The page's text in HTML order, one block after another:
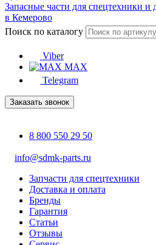
Запасные части для спецтехники и
в Кемерово
Поиск по каталогу
Viber
MAX
Telegram
Заказать звонок
8 800 550 29 50
info@sdmk-parts.ru
Запчасти для спецтехники
Доставка и оплата
Бренды
Гарантия
Статьи
Отзывы